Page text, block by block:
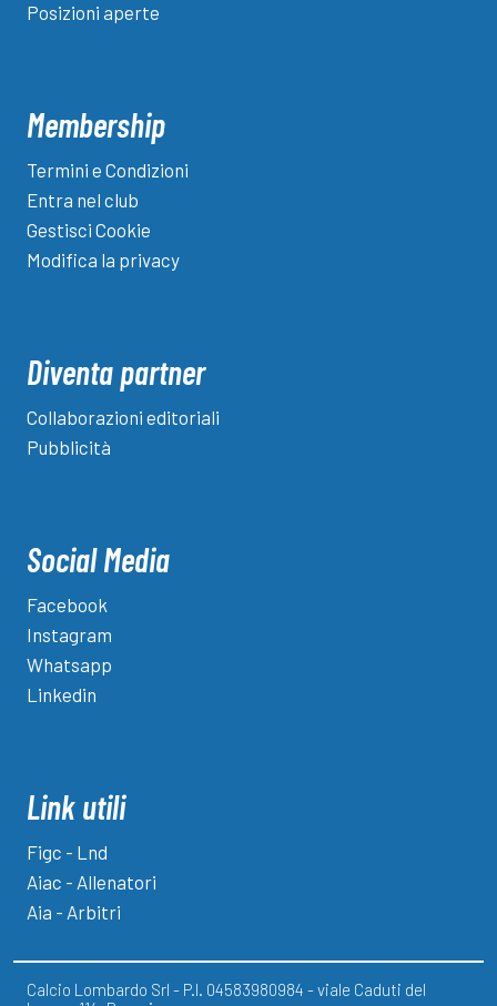
Posizioni aperte
Membership
Termini e Condizioni
Entra nel club
Gestisci Cookie
Modifica la privacy
Diventa partner
Collaborazioni editoriali
Pubblicità
Social Media
Facebook
Instagram
Whatsapp
Linkedin
Link utili
Figc - Lnd
Aiac - Allenatori
Aia - Arbitri
Calcio Lombardo Srl - P.I. 04583980984 - viale Caduti del